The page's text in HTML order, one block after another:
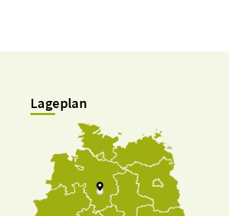
Lageplan